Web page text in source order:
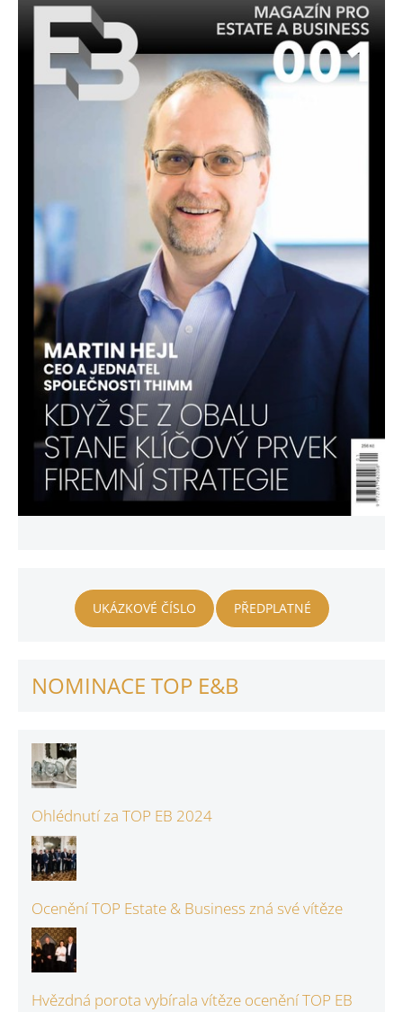
UKÁZKOVÉ ČÍSLO PŘEDPLATNÉ
NOMINACE TOP E&B
Ohlédnutí za TOP EB 2024
Ocenění TOP Estate & Business zná své vítěze
Hvězdná porota vybírala vítěze ocenění TOP EB